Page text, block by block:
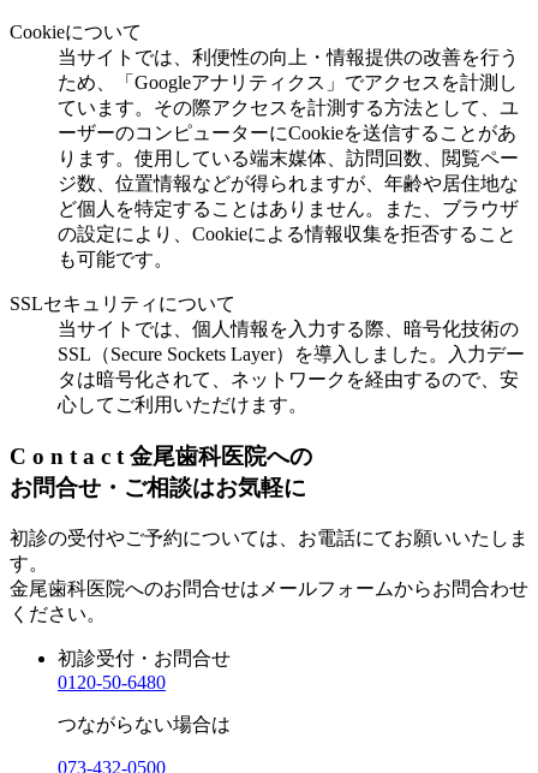
Cookieについて
当サイトでは、利便性の向上・情報提供の改善を行う
ため、「Googleアナリティクス」でアクセスを計測し
ています。その際アクセスを計測する方法として、ユ
ーザーのコンピューターにCookieを送信することがあ
ります。使用している端末媒体、訪問回数、閲覧ペー
ジ数、位置情報などが得られますが、年齢や居住地な
ど個人を特定することはありません。また、ブラウザ
の設定により、Cookieによる情報収集を拒否すること
も可能です。
SSLセキュリティについて
当サイトでは、個人情報を入力する際、暗号化技術の
SSL（Secure Sockets Layer）を導入しました。入力デー
タは暗号化されて、ネットワークを経由するので、安
心してご利用いただけます。
C o n t a c t 金尾歯科医院への
お問合せ・ご相談はお気軽に
初診の受付やご予約については、お電話にてお願いいたしま
す。
金尾歯科医院へのお問合せはメールフォームからお問合わせ
ください。
初診受付・お問合せ
0120-50-6480
つながらない場合は
073-432-0500